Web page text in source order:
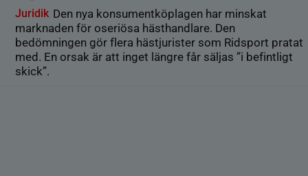
Juridik Den nya konsumentköplagen har minskat
marknaden för oseriösa hästhandlare. Den
bedömningen gör flera hästjurister som Ridsport pratat
med. En orsak är att inget längre får säljas ”i befintligt
skick”.